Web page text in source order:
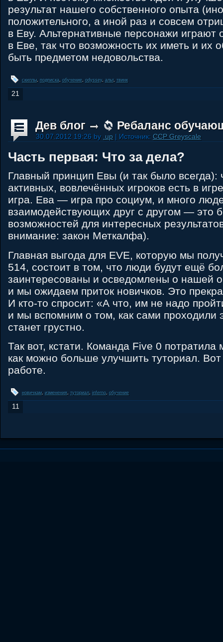
результат нашего собственного опыта
положительного, а иной раз и совсем
в Еву. Альтернативные персонажи играют
в Еве, так что возможность их иметь и их
быть предметом недовольства.
скиллы, подписка, обучение, odyssey, альт, твинк
21
Дев блог Ребаланс
30.07.2012 19:26 by .up | Источник: CCP Greyscale
Часть первая: Что за дела?
Главный принцип Евы (и так было
активных, вовлечённых игроков есть в
игра. Ева — игра про социум, и много
взаимодействующих друг с другом — это
возможностей для интересных
внимание: закон Меткалфа).
Главная выгода для EVE, которую мы
514, состоит в том, что люди будут ещё
заинтересованы и осведомлены о нашей
и мы ожидаем приток новичков. Это
И кто-то спросит: «А что, им не надо
и мы вспомним о том, как сами проходили
станет грустно.
Так вот, кстати. Команда Five 0 потратила
как можно больше улучшить туториал.
работе.
новичкам, изменения туториал, inferno, обучение
11